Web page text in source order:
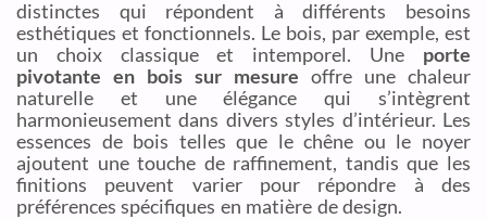
distinctes qui répondent à différents besoins
esthétiques et fonctionnels. Le bois, par exemple, est
un choix classique et intemporel. Une porte
pivotante en bois sur mesure offre une chaleur
naturelle et une élégance qui s’intègrent
harmonieusement dans divers styles d’intérieur. Les
essences de bois telles que le chêne ou le noyer
ajoutent une touche de raffinement, tandis que les
finitions peuvent varier pour répondre à des
préférences spécifiques en matière de design.